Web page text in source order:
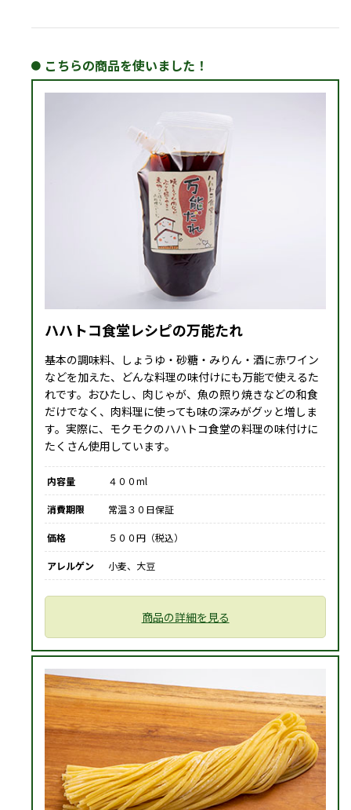
こちらの商品を使いました！
ハハトコ食堂レシピの万能たれ
基本の調味料、しょうゆ・砂糖・みりん・酒に赤ワイン
などを加えた、どんな料理の味付けにも万能で使えるた
れです。おひたし、肉じゃが、魚の照り焼きなどの和食
だけでなく、肉料理に使っても味の深みがグッと増しま
す。実際に、モクモクのハハトコ食堂の料理の味付けに
たくさん使用しています。
内容量 ４００ml
消費期限 常温３０日保証
価格 ５００円（税込）
アレルゲン 小麦、大豆
商品の詳細を見る